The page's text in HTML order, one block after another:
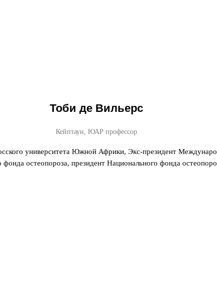
Тоби де Вильерс
Кейптаун, ЮАР профессор
университета Южной Африки, Экс-президент
фонда остеопороза, президент Национального фонда